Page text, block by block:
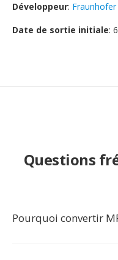
Développeur:
Date de sortie initiale:
Questions
Pourquoi convertir